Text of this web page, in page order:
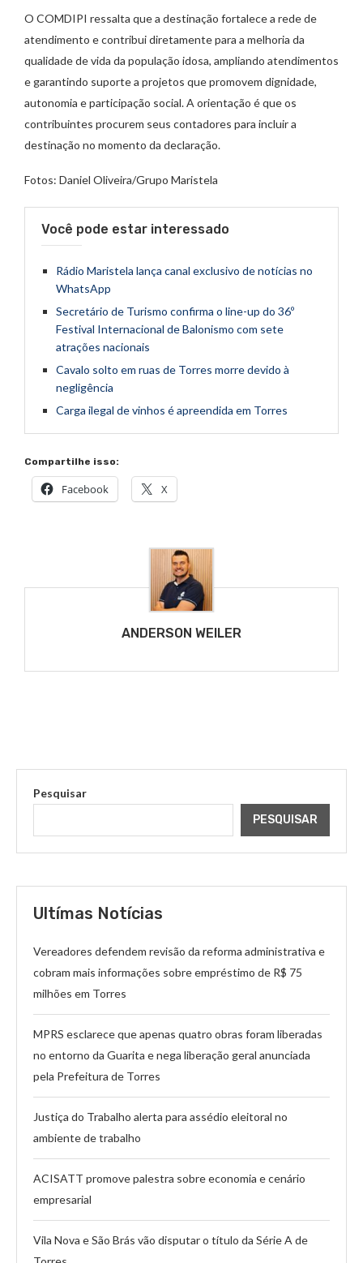
O COMDIPI ressalta que a destinação fortalece a rede de
atendimento e contribui diretamente para a melhoria da
qualidade de vida da população idosa, ampliando atendimentos
e garantindo suporte a projetos que promovem dignidade,
autonomia e participação social. A orientação é que os
contribuintes procurem seus contadores para incluir a
destinação no momento da declaração.
Fotos: Daniel Oliveira/Grupo Maristela
Você pode estar interessado
Rádio Maristela lança canal exclusivo de notícias no
WhatsApp
Secretário de Turismo confirma o line-up do 36º
Festival Internacional de Balonismo com sete
atrações nacionais
Cavalo solto em ruas de Torres morre devido à
negligência
Carga ilegal de vinhos é apreendida em Torres
Compartilhe isso:
Facebook X
ANDERSON WEILER
Pesquisar
PESQUISAR
Ultímas Notícias
Vereadores defendem revisão da reforma administrativa e
cobram mais informações sobre empréstimo de R$ 75
milhões em Torres
MPRS esclarece que apenas quatro obras foram liberadas
no entorno da Guarita e nega liberação geral anunciada
pela Prefeitura de Torres
Justiça do Trabalho alerta para assédio eleitoral no
ambiente de trabalho
ACISATT promove palestra sobre economia e cenário
empresarial
Vila Nova e São Brás vão disputar o título da Série A de